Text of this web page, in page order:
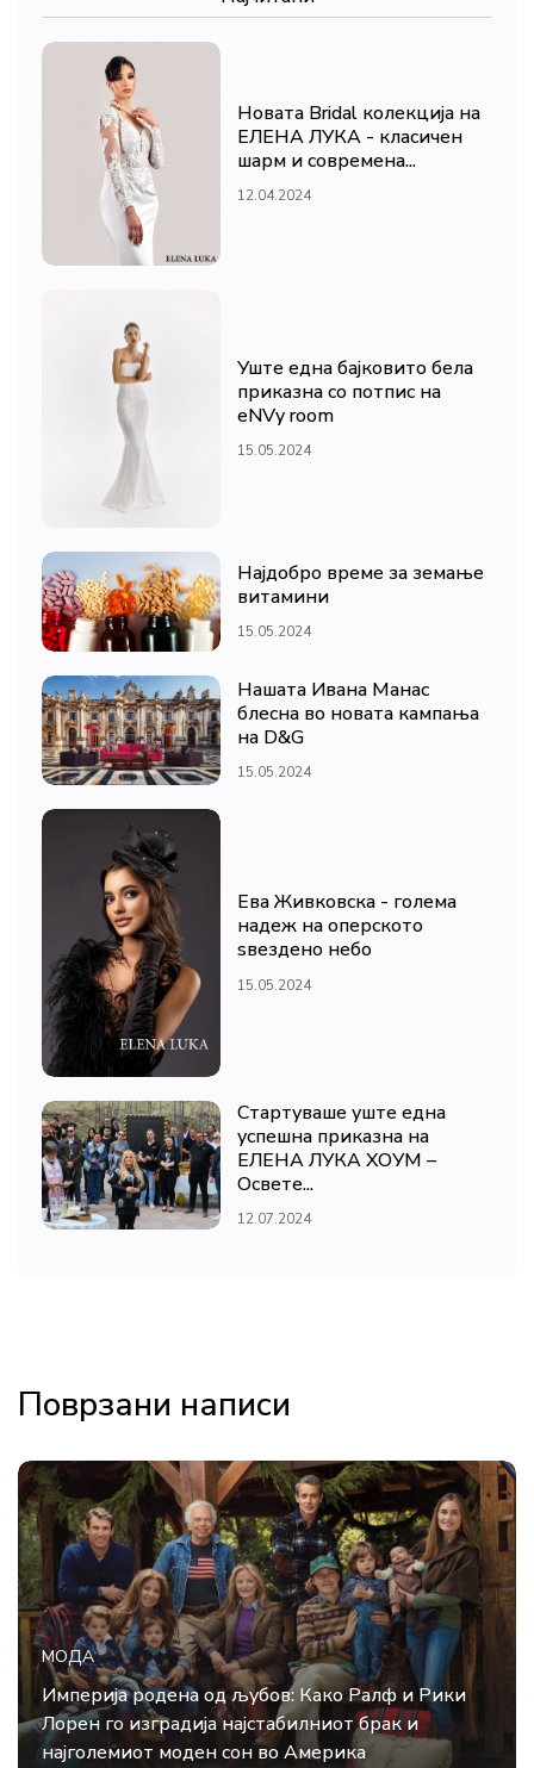
Новата Bridal колекција на
ЕЛЕНА ЛУКА - класичен
шарм и современа...
12.04.2024
Уште една бајковито бела
приказна со потпис на
eNVy room
15.05.2024
Најдобро време за земање
витамини
15.05.2024
Нашата Ивана Манас
блесна во новата кампања
на D&G
15.05.2024
Ева Живковска - голема
надеж на оперското
ѕвездено небо
15.05.2024
Стартуваше уште една
успешна приказна на
ЕЛЕНА ЛУКА ХОУМ –
Освете...
12.07.2024
Поврзани написи
МОДА
Империја родена од љубов: Како Ралф и Рики
Лорен го изградија најстабилниот брак и
најголемиот моден сон во Америка